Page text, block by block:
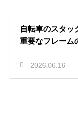
自転車のスタッ
重要なフレーム
2026.06.16